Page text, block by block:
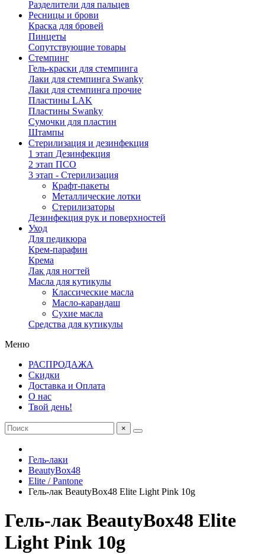
Разделители для пальцев
Ресницы и брови
Краска для бровей
Пинцеты
Сопутствующие товары
Стемпинг
Гель-краски для стемпинга
Лаки для стемпинга Swanky
Лаки для стемпинга прочие
Пластины LAK
Пластины Swanky
Сумочки для пластин
Штампы
Стерилизация и дезинфекция
1 этап Дезинфекция
2 этап ПСО
3 этап - Стерилизация
Крафт-пакеты
Металлические лотки
Стерилизаторы
Дезинфекция рук и поверхностей
Уход
Для педикюра
Крем-парафин
Крема
Лак для ногтей
Масла для кутикулы
Классические масла
Масло-карандаш
Сухие масла
Средства для кутикулы
Меню
РАСПРОДАЖА
Скидки
Доставка и Оплата
О нас
Твой день!
×
Гель-лаки
BeautyBox48
Elite / Pantone
Гель-лак BeautyBox48 Elite Light Pink 10g
Гель-лак BeautyBox48 Elite
Light Pink 10g